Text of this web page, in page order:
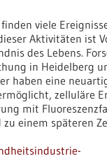
viele
Aktivitäten ist
des Lebens.
in Heidelberg
haben eine
zelluläre
mit
zu einem späteren